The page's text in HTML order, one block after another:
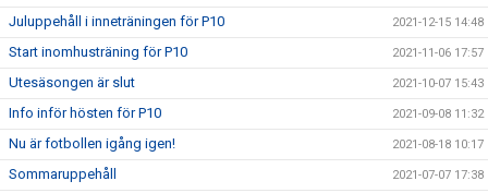
Juluppehåll i inneträningen för P10 2021-12-15 14:48
Start inomhusträning för P10 2021-11-06 17:57
Utesäsongen är slut 2021-10-07 15:43
Info inför hösten för P10 2021-09-08 11:32
Nu är fotbollen igång igen! 2021-08-18 10:17
Sommaruppehåll 2021-07-07 17:38